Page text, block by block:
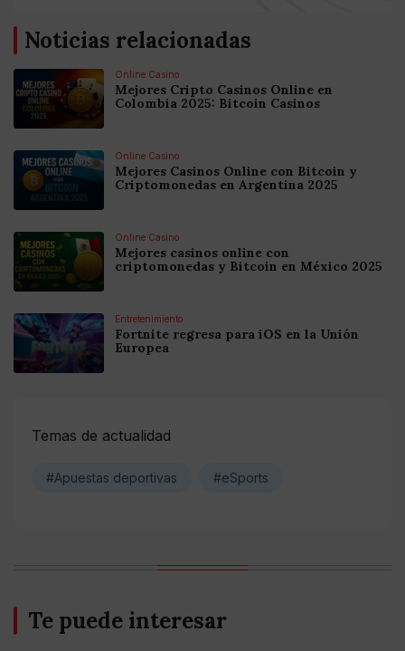
Noticias relacionadas
Online Casino
Mejores Cripto Casinos Online en
Colombia 2025: Bitcoin Casinos
Online Casino
Mejores Casinos Online con Bitcoin y
Criptomonedas en Argentina 2025
Online Casino
Mejores casinos online con
criptomonedas y Bitcoin en México 2025
Entretenimiento
Fortnite regresa para iOS en la Unión
Europea
Temas de actualidad
#Apuestas deportivas #eSports
Te puede interesar